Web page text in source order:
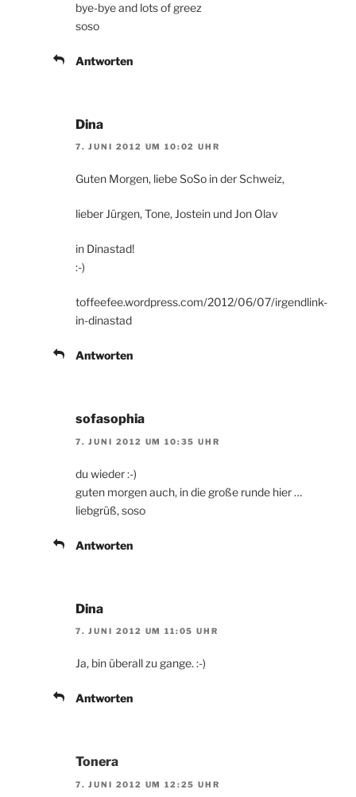
bye-bye and lots of greez
soso
Antworten
Dina
7. JUNI 2012 UM 10:02 UHR
Guten Morgen, liebe SoSo in der Schweiz,
lieber Jürgen, Tone, Jostein und Jon Olav
in Dinastad!
:-)
toffeefee.wordpress.com/2012/06/07/irgendlink-
in-dinastad
Antworten
sofasophia
7. JUNI 2012 UM 10:35 UHR
du wieder :-)
guten morgen auch, in die große runde hier …
liebgrüß, soso
Antworten
Dina
7. JUNI 2012 UM 11:05 UHR
Ja, bin überall zu gange. :-)
Antworten
Tonera
7. JUNI 2012 UM 12:25 UHR